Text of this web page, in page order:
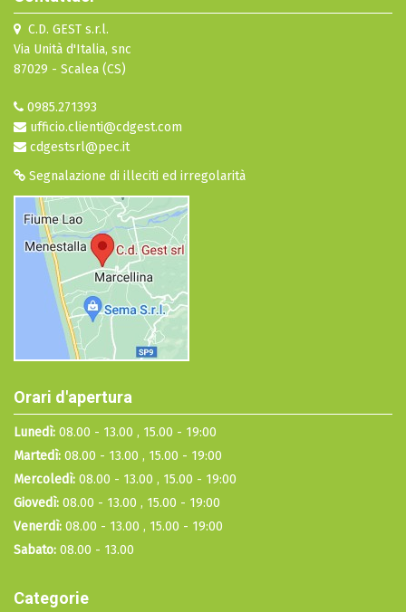
C.D. GEST s.r.l.
Via Unità d'Italia, snc
87029 - Scalea (CS)
0985.271393
ufficio.clienti@cdgest.com
cdgestsrl@pec.it
Segnalazione di illeciti ed irregolarità
Orari d'apertura
Lunedì: 08.00 - 13.00 , 15.00 - 19:00
Martedì: 08.00 - 13.00 , 15.00 - 19:00
Mercoledì: 08.00 - 13.00 , 15.00 - 19:00
Giovedì: 08.00 - 13.00 , 15.00 - 19:00
Venerdì: 08.00 - 13.00 , 15.00 - 19:00
Sabato: 08.00 - 13.00
Categorie